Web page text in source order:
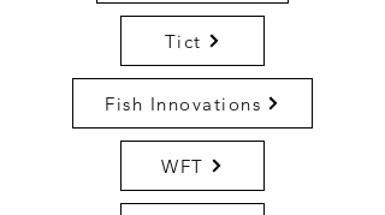
Tict
Fish Innovations
WFT